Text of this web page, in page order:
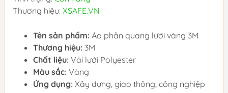
Thương hiệu: XSAFE.VN
Tên sản phẩm: Áo phản quang lưới vàng 3M
Thương hiệu: 3M
Chất liệu: Vải lưới Polyester
Màu sắc: Vàng
Ứng dụng: Xây dựng, giao thông, công nghiệp